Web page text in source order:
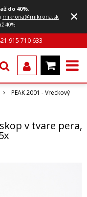
do 40%.
mikrona@mikrona.sk
40%
×
915 710 633
PEAK 2001 - Vreckový
v tvare pera,